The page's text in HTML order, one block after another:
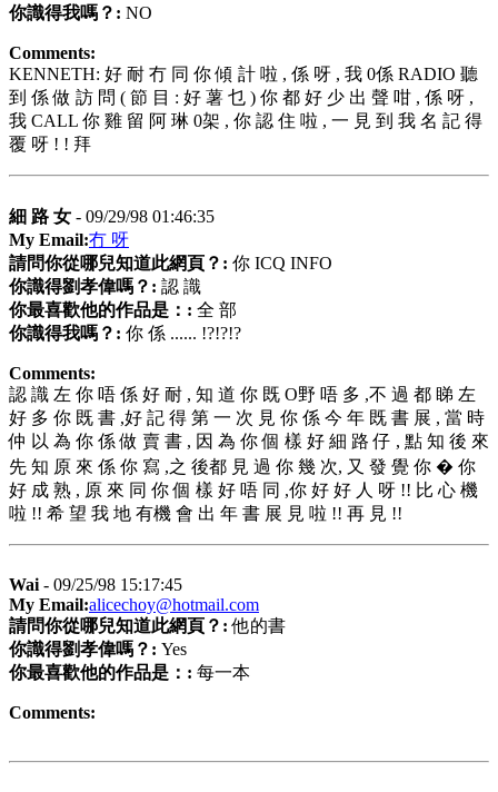
你識得我嗎？: NO
Comments:
KENNETH: 好 耐 冇 同 你 傾 計 啦 , 係 呀 , 我 0係 RADIO 聽
到 係 做 訪 問 ( 節 目 : 好 薯 乜 ) 你 都 好 少 出 聲 咁 , 係 呀 ,
我 CALL 你 雞 留 阿 琳 0架 , 你 認 住 啦 , 一 見 到 我 名 記 得
覆 呀 ! ! 拜
細 路 女 - 09/29/98 01:46:35
My Email:冇 呀
請問你從哪兒知道此網頁？: 你 ICQ INFO
你識得劉孝偉嗎？: 認 識
你最喜歡他的作品是：: 全 部
你識得我嗎？: 你 係 ...... !?!?!?
Comments:
認 識 左 你 唔 係 好 耐 , 知 道 你 既 O野 唔 多 ,不 過 都 睇 左
好 多 你 既 書 ,好 記 得 第 一 次 見 你 係 今 年 既 書 展 , 當 時
仲 以 為 你 係 做 賣 書 , 因 為 你 個 樣 好 細 路 仔 , 點 知 後 來
先 知 原 來 係 你 寫 ,之 後都 見 過 你 幾 次, 又 發 覺 你 � 你
好 成 熟 , 原 來 同 你 個 樣 好 唔 同 ,你 好 好 人 呀 !! 比 心 機
啦 !! 希 望 我 地 有機 會 出 年 書 展 見 啦 !! 再 見 !!
Wai - 09/25/98 15:17:45
My Email:alicechoy@hotmail.com
請問你從哪兒知道此網頁？: 他的書
你識得劉孝偉嗎？: Yes
你最喜歡他的作品是：: 每一本
Comments: